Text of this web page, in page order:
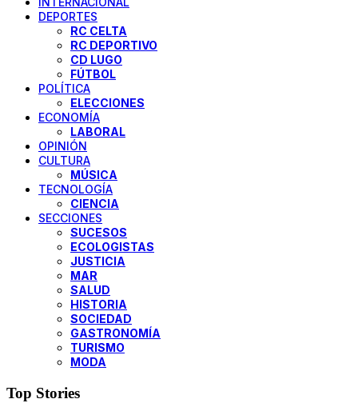
DEPORTES
RC CELTA
RC DEPORTIVO
CD LUGO
FÚTBOL
POLÍTICA
ELECCIONES
ECONOMÍA
LABORAL
OPINIÓN
CULTURA
MÚSICA
TECNOLOGÍA
CIENCIA
SECCIONES
SUCESOS
ECOLOGISTAS
JUSTICIA
MAR
SALUD
HISTORIA
SOCIEDAD
GASTRONOMÍA
TURISMO
MODA
Top Stories